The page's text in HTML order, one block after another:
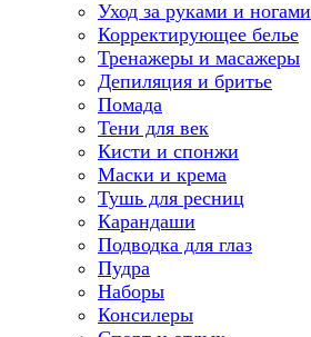
Уход за руками и ногами
Корректирующее белье
Тренажеры и масажеры
Депиляция и бритье
Помада
Тени для век
Кисти и спонжи
Маски и крема
Тушь для ресниц
Карандаши
Подводка для глаз
Пудра
Наборы
Консилеры